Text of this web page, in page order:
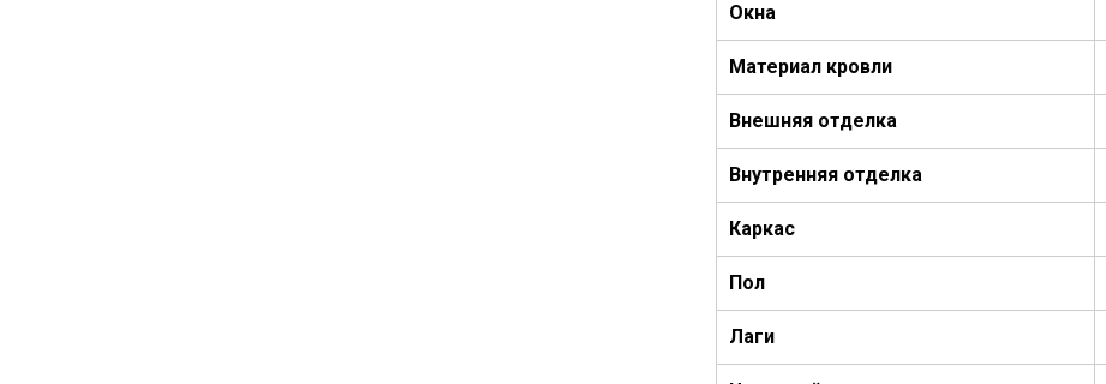
Окна
Материал кровли
Внешняя отделка
Внутренняя отделка
Каркас
Пол
Лаги